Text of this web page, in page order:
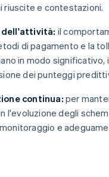
riuscite e contestazioni.
il
di pagamento e la
in modo significativo,
dei punteggi
continua: per
l'evoluzione degli
e